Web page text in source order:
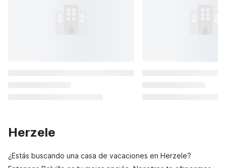
Herzele
¿Estás buscando una casa de vacaciones en Herzele?